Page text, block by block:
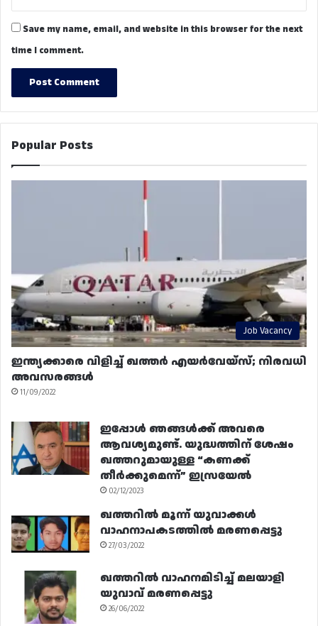
Save my name, email, and website in this browser for the next
time I comment.
Popular Posts
Job Vacancy
ഇന്ത്യക്കാരെ വിളിച്ച് ഖത്തർ എയർവേയ്‌സ്; നിരവധി
അവസരങ്ങൾ
11/09/2022
ഇപ്പോൾ ഞങ്ങൾക്ക് അവരെ
ആവശ്യമുണ്ട്. യുദ്ധത്തിന് ശേഷം
ഖത്തറുമായുള്ള “കണക്ക്
തീർക്കുമെന്ന്” ഇസ്രയേൽ
02/12/2023
ഖത്തറിൽ മൂന്ന് യുവാക്കൾ
വാഹനാപകടത്തിൽ മരണപ്പെട്ടു
27/03/2022
ഖത്തറിൽ വാഹനമിടിച്ച് മലയാളി
യുവാവ് മരണപ്പെട്ടു
26/06/2022